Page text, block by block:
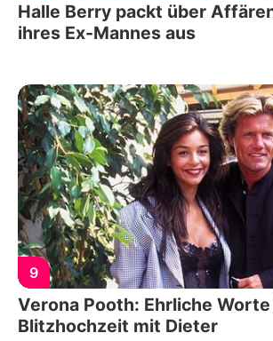
Halle Berry packt über
ihres Ex-Mannes aus
9
Verona Pooth: Ehrliche
Blitzhochzeit mit Dieter